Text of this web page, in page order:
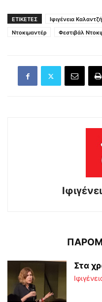
ΕΤΙΚΕΤΕΣ Ιφιγένεια Καλαντζή
Ντοκιμαντέρ
Φεστιβάλ
Στα